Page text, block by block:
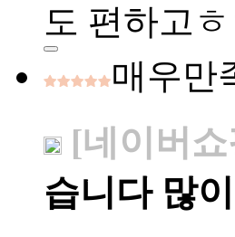
도 편하고
매우만
[네이버
습니다 많